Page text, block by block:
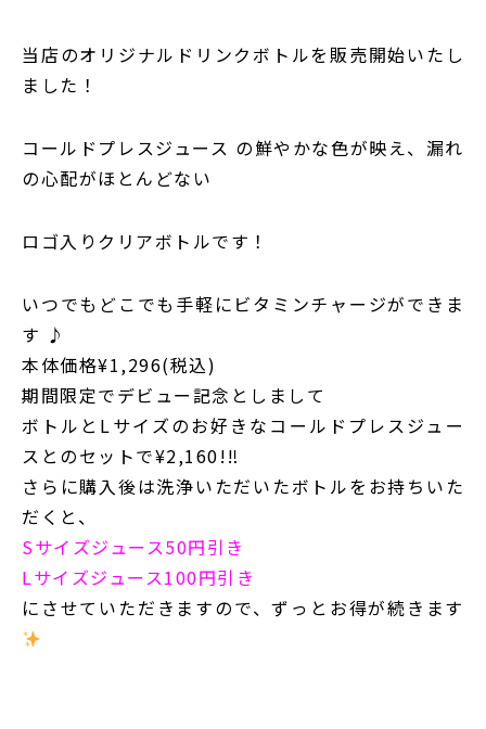
当店のオリジナルドリンクボトルを販売開始いたし
ました！
コールドプレスジュース の鮮やかな色が映え、漏れ
の心配がほとんどない
ロゴ入りクリアボトルです！
いつでもどこでも手軽にビタミンチャージができま
す ♪
本体価格¥1,296(税込)
期間限定でデビュー記念としまして
ボトルとLサイズのお好きなコールドプレスジュー
スとのセットで¥2,160!‼︎
さらに購入後は洗浄いただいたボトルをお持ちいた
だくと、
Sサイズジュース50円引き
Lサイズジュース100円引き
にさせていただきますので、ずっとお得が続きます